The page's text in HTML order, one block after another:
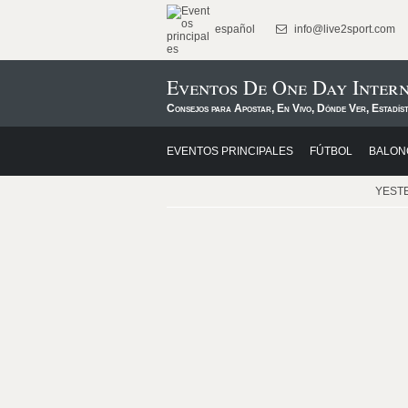
español info@live2sport.com
Eventos De One Day
Consejos para Apostar, En Vivo, Dónde Ver,
EVENTOS PRINCIPALES FÚTBOL